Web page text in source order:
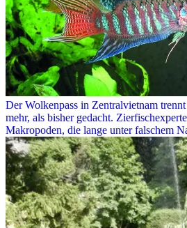
Der Wolkenpass in Zentralvietnam
mehr, als bisher gedacht.
Makropoden, die lange unter falschem